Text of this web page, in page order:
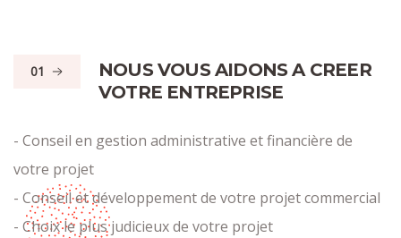
01
NOUS VOUS AIDONS A CREER
VOTRE ENTREPRISE
- Conseil en gestion administrative et financière de
votre projet
- Conseil et développement de votre projet commercial
- Choix le plus judicieux de votre projet